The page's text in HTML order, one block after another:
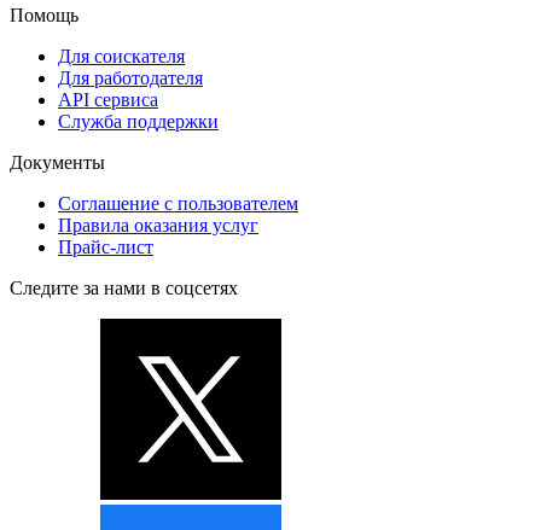
Помощь
Для соискателя
Для работодателя
API сервиса
Служба поддержки
Документы
Соглашение с пользователем
Правила оказания услуг
Прайс-лист
Следите за нами в соцсетях